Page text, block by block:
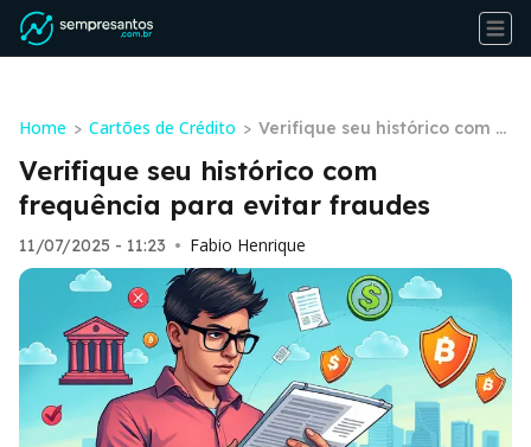
Home > Cartões de Crédito > Verifique seu histórico com fr
equência para evitar fraude
s
Verifique seu histórico com
frequência para evitar fraudes
11/07/2025 - 11:23 • Fabio Henrique